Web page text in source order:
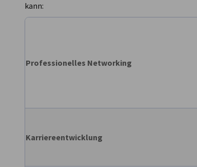
kann:
Professionelles Networking
Karriereentwicklung